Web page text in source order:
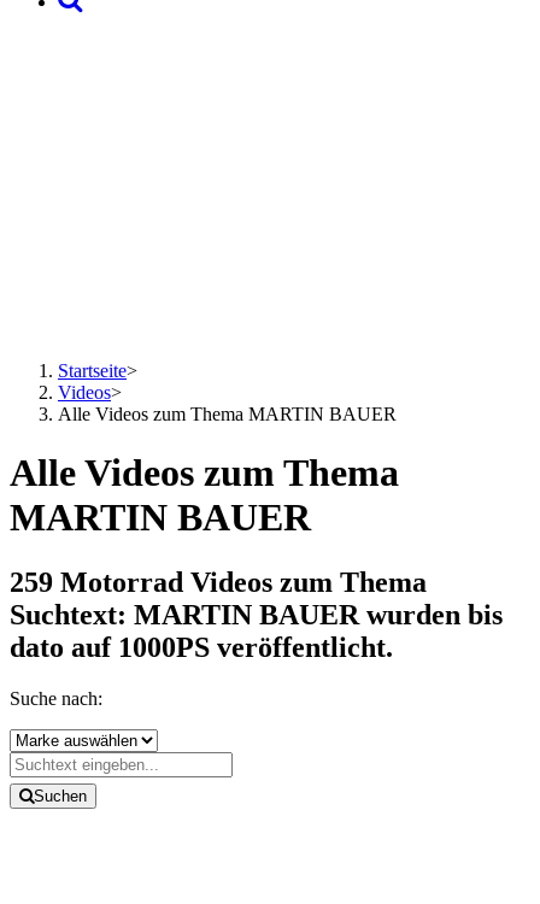
Startseite>
Videos>
Alle Videos zum Thema MARTIN BAUER
Alle Videos zum Thema
MARTIN BAUER
259 Motorrad Videos zum Thema
Suchtext: MARTIN BAUER wurden bis
dato auf 1000PS veröffentlicht.
Suche nach:
Suchen